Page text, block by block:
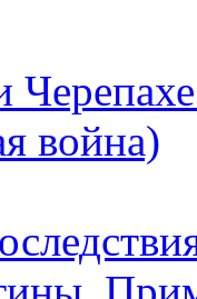
война)